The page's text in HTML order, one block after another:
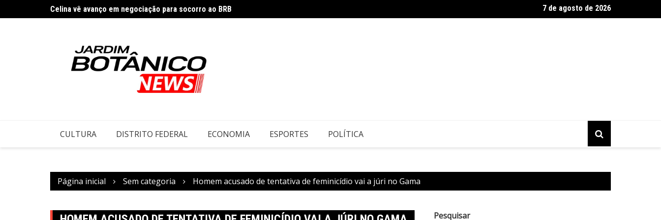
para
Celina vê avanço em negociação para socorro ao BRB Estado de São Paulo confirma 23 casos de sarampo; 16 não se
7 de agosto de 2026
CULTURA DISTRITO FEDERAL ECONOMIA ESPORTES POLÍTICA
Página inicial Sem categoria Homem acusado de tentativa de feminicídio vai a júri no Gama
Pesquisar